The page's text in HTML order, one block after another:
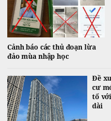
Cảnh báo các thủ đoạn lừa
đảo mùa nhập học
Đề
cư
tố
dài